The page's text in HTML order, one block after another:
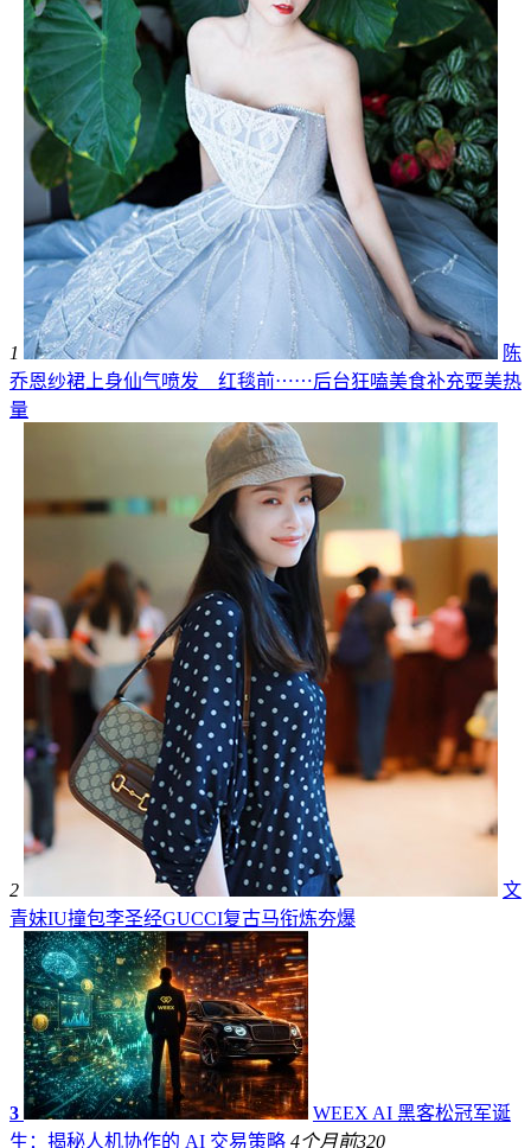
1
陈
乔恩纱裙上身仙气喷发 红毯前⋯⋯后台狂嗑美食补充耍美热
量
2
文
青妹IU撞包李圣经GUCCI复古马衔炼夯爆
3
WEEX AI 黑客松冠军诞
生：揭秘人机协作的 AI 交易策略 4个月前320